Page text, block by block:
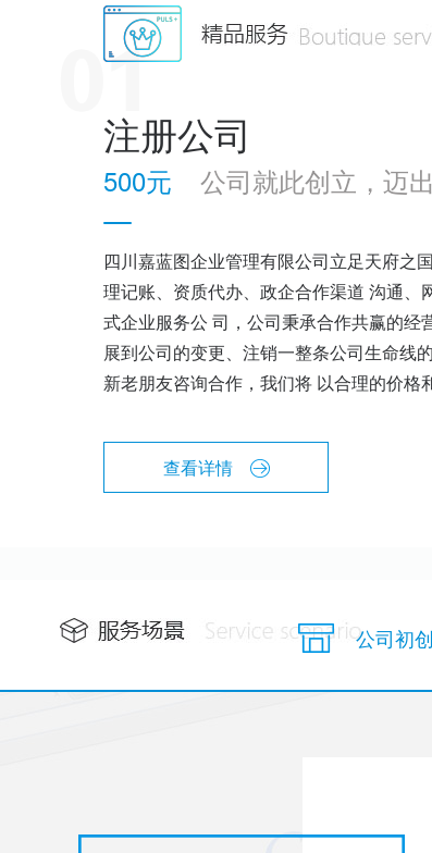
注册公司
500元 公司就此创立，迈
四川嘉蓝图企业管理有限公司立足天府之
理记账、资质代办、政企合作渠道 沟通、
式企业服务公 司，公司秉承合作共赢的经
展到公司的变更、注销一整条公司生命线
新老朋友咨询合作，我们将 以合理的价格
查看详情
公司初创